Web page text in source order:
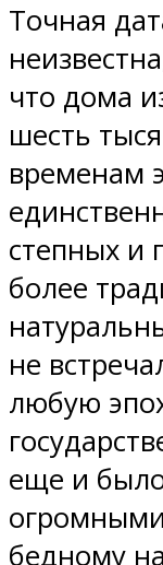
Точная
что дома
шесть
временам
степных и
более
не
любую
еще и
бедному